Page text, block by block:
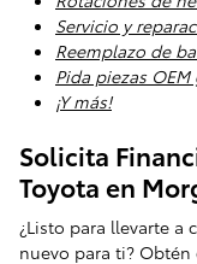
Servicio y
Reemplazo de
Pida piezas
¡Y más!
Solicita
Toyota en
¿Listo para llevarte a
nuevo para ti?